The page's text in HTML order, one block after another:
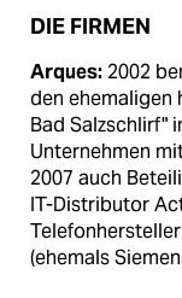
DIE FIRMEN
Arques: 2002
den ehemaligen
Bad Salzschlirf"
Unternehmen
2007 auch
IT-Distributor
(ehemals